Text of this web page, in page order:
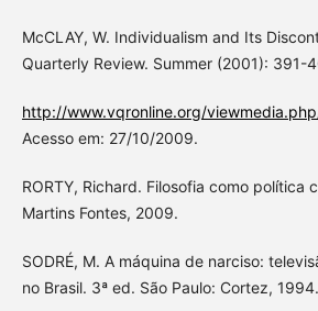
McCLAY, W. Individualism and Its
Quarterly Review. Summer (2001): 391-
http://www.vqronline.org/
Acesso em: 27/10/2009.
RORTY, Richard. Filosofia como política
Martins Fontes, 2009.
SODRÉ, M. A máquina de narciso:
no Brasil. 3ª ed. São Paulo: Cortez, 1994.